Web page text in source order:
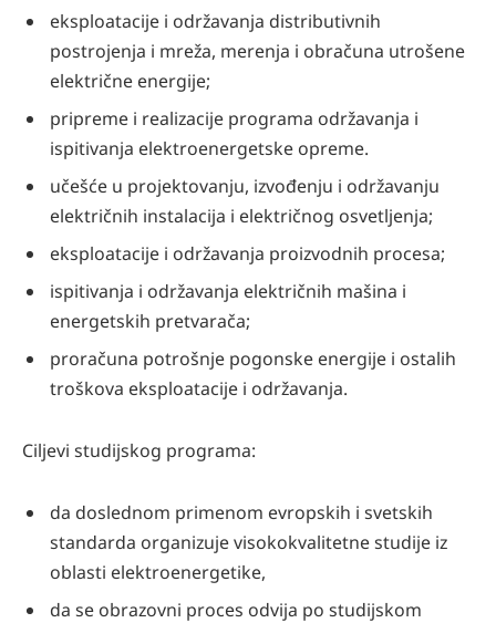
eksploatacije i održavanja distributivnih
postrojenja i mreža, merenja i obračuna utrošene
električne energije;
pripreme i realizacije programa održavanja i
ispitivanja elektroenergetske opreme.
učešće u projektovanju, izvođenju i održavanju
električnih instalacija i električnog osvetljenja;
eksploatacije i održavanja proizvodnih procesa;
ispitivanja i održavanja električnih mašina i
energetskih pretvarača;
proračuna potrošnje pogonske energije i ostalih
troškova eksploatacije i održavanja.
Ciljevi studijskog programa:
da doslednom primenom evropskih i svetskih
standarda organizuje visokokvalitetne studije iz
oblasti elektroenergetike,
da se obrazovni proces odvija po studijskom